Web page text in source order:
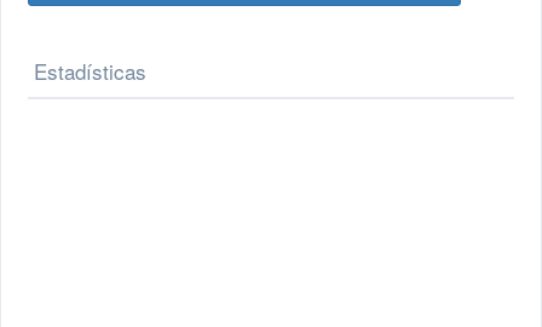
Estadísticas